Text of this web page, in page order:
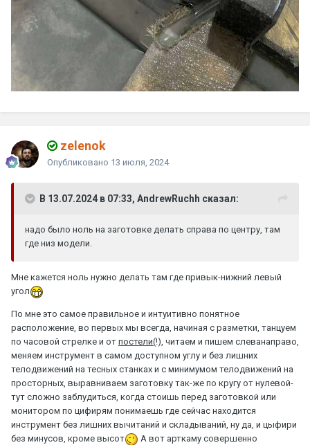
zelenok
Опубликовано 13 июля, 2024
В 13.07.2024 в 07:33, AndrewRuchh сказал:
надо было ноль на заготовке делать справа по центру, там
где низ модели.
Мне кажется ноль нужно делать там где привык-нижний левый
угол
По мне это самое правильное и интуитивно понятное
расположение, во первых мы всегда, начиная с разметки, танцуем
по часовой стрелке и от постели(!), читаем и пишем слеванаправо,
меняем инструмент в самом доступном углу и без лишних
телодвижений на тесных станках и с минимумом телодвижений на
просторных, выравниваем заготовку так-же по кругу от нулевой-
тут сложно заблудиться, когда стоишь перед заготовкой или
монитором по цифирям понимаешь где сейчас находится
инструмент без лишних вычитаний и складываний, ну да, и цыфири
без минусов, кроме высот
А вот арткаму совершенно